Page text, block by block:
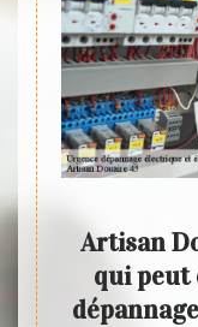
Artisan
qui peut